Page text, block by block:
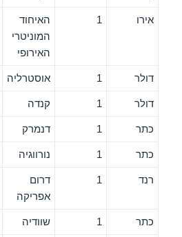
אירו 1
האיחוד
המוניטרי
האירופי
דולר 1 אוסטרליה
דולר 1 קנדה
כתר 1 דנמרק
כתר 1 נורווגיה
רנד 1
דרום
אפריקה
כתר 1 שוודיה